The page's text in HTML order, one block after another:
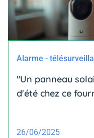
Alarme -
"Un panneau
d'été chez ce
26/06/2025